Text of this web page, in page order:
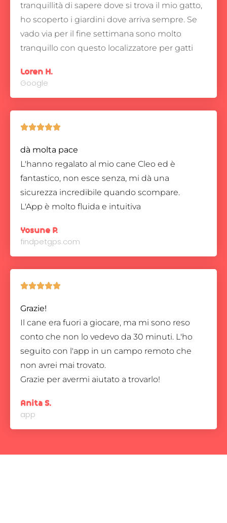
tranquillità di sapere dove si trova il mio gatto,
ho scoperto i giardini dove arriva sempre. Se
vado via per il fine settimana sono molto
tranquillo con questo localizzatore per gatti
Loren H.
Google

dà molta pace
L'hanno regalato al mio cane Cleo ed è
fantastico, non esce senza, mi dà una
sicurezza incredibile quando scompare.
L'App è molto fluida e intuitiva
Yosune P.
findpetgps.com

Grazie!
Il cane era fuori a giocare, ma mi sono reso
conto che non lo vedevo da 30 minuti. L'ho
seguito con l'app in un campo remoto che
non avrei mai trovato.
Grazie per avermi aiutato a trovarlo!
Anita S.
app